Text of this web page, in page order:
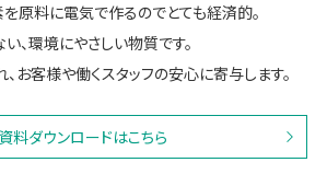
原料に電気で作るのでとても経済的。
、環境にやさしい物質です。
お客様や働くスタッフの安心に寄与します。
資料ダウンロードはこちら